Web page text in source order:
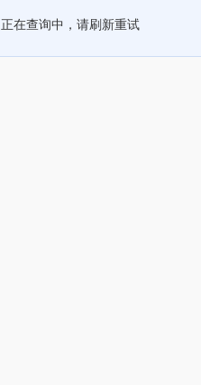
正在查询中，请刷新重试